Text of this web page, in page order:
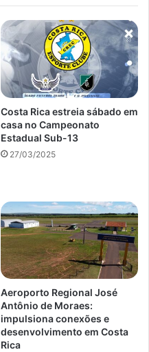
Costa Rica estreia sábado em
casa no Campeonato
Estadual Sub-13
27/03/2025
Aeroporto Regional José
Antônio de Moraes:
impulsiona conexões e
desenvolvimento em Costa
Rica